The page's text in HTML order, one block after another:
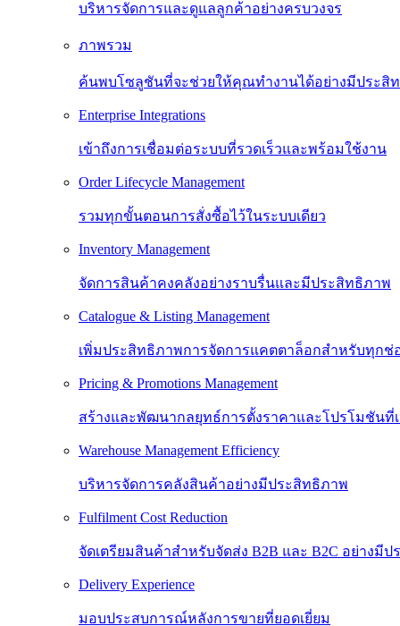
บริหารจัดการและดูแลลูกค้าอย่างครบวงจร
ภาพรวม
ค้นพบโซลูชันที่จะช่วยให้คุณทำงานได้อย่างมีประสิ
Enterprise Integrations
เข้าถึงการเชื่อมต่อระบบที่รวดเร็วและพร้อมใช้งาน
Order Lifecycle Management
รวมทุกขั้นตอนการสั่งซื้อไว้ในระบบเดียว
Inventory Management
จัดการสินค้าคงคลังอย่างราบรื่นและมีประสิทธิภาพ
Catalogue & Listing Management
เพิ่มประสิทธิภาพการจัดการแคตตาล็อกสำหรับทุกช่
Pricing & Promotions Management
สร้างและพัฒนากลยุทธ์การตั้งราคาและโปรโมชันที่
Warehouse Management Efficiency
บริหารจัดการคลังสินค้าอย่างมีประสิทธิภาพ
Fulfilment Cost Reduction
จัดเตรียมสินค้าสำหรับจัดส่ง B2B และ B2C อย่างมี
Delivery Experience
มอบประสบการณ์หลังการขายที่ยอดเยี่ยม